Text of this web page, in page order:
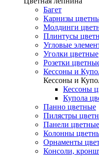
Багет
Карнизы
Молдинги
Плинтусы
Угловые
Уголки цветные
Розетки
Кессоны и
Кессоны и
Кессоны
Купола
Панно цветные
Пилястры
Панели цветные
Колонны
Орнаменты
Консоли,